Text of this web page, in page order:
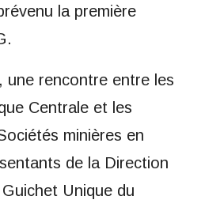
la première
une rencontre entre les
Centrale et les
minières en
de la Direction
Unique du